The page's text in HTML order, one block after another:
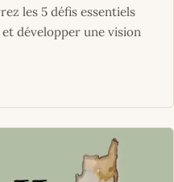
les 5 défis essentiels
développer une vision